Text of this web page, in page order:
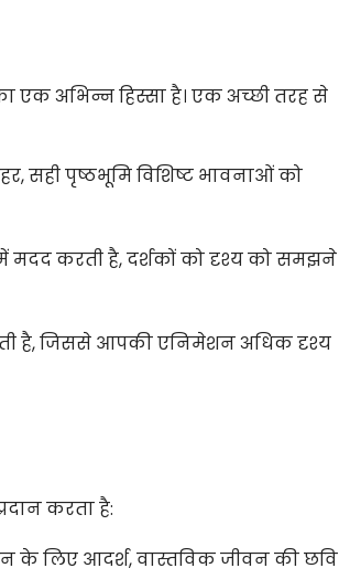
एक अभिन्न हिस्सा है। एक अच्छी तरह से
सही पृष्ठभूमि विशिष्ट भावनाओं को
करती है, दर्शकों को दृश्य को समझने
है, जिससे आपकी एनिमेशन अधिक दृश्य
करता है:
के लिए आदर्श, वास्तविक जीवन की छवि